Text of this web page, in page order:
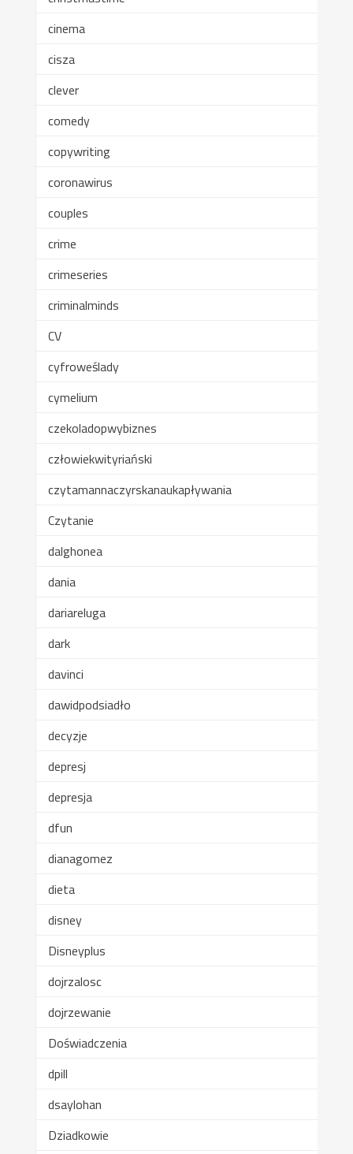
cinema
cisza
clever
comedy
copywriting
coronawirus
couples
crime
crimeseries
criminalminds
CV
cyfroweślady
cymelium
czekoladopwybiznes
człowiekwityriański
czytamannaczyrskanaukapływania
Czytanie
dalghonea
dania
dariareluga
dark
davinci
dawidpodsiadło
decyzje
depresj
depresja
dfun
dianagomez
dieta
disney
Disneyplus
dojrzalosc
dojrzewanie
Doświadczenia
dpill
dsaylohan
Dziadkowie